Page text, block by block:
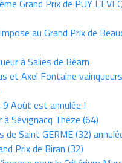
Grand Prix de PUY
au Grand Prix de
à Salies de Béarn
et Axel Fontaine
Août est annulée !
Sévignacq Théze (64)
Saint GERME (32)
Prix de Biran (32)